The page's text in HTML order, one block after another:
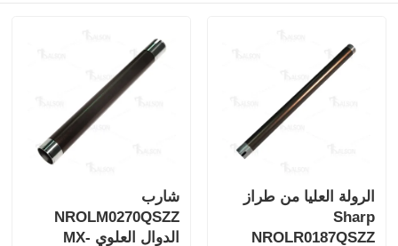
وحدة الطبول والفيوزر
خرطوشة الحبر
الرولة العليا من طراز
Sharp
NROLR0187QSZZ
شارب
NROLM0270QSZZ
الدوال العلوي MX-